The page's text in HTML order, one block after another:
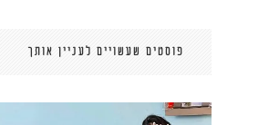
פוסטים שעשויים לעניין אותך